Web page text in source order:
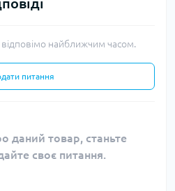
найближчим часом.
питання
даний товар, станьте
своє питання.